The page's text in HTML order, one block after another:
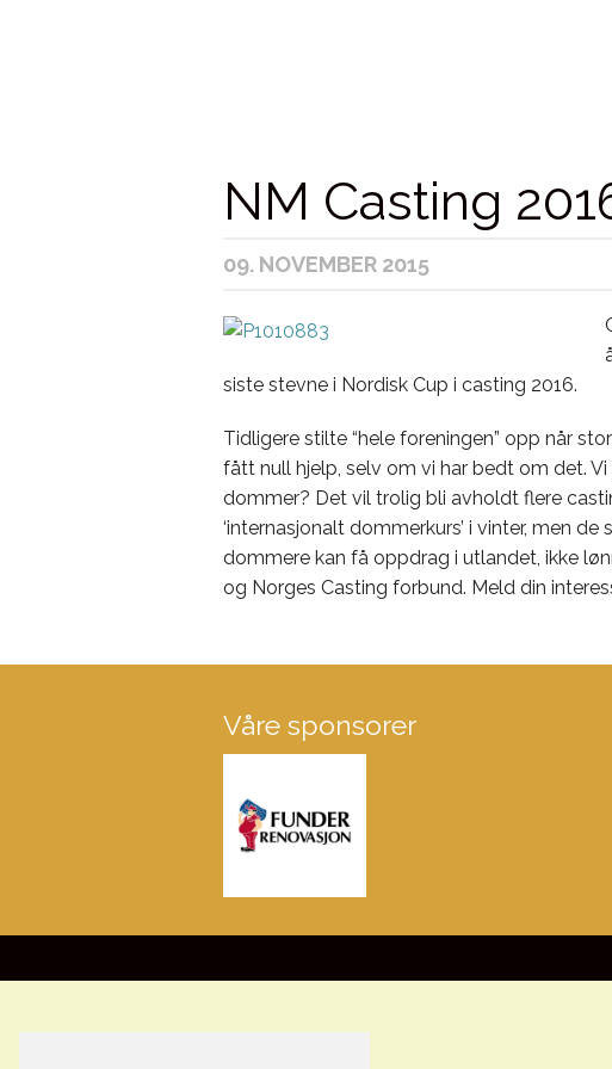
NM Casting
09. NOVEMBER 2015
siste stevne i Nordisk Cup i casting 2016.
Tidligere stilte “hele foreningen” opp når
fått null hjelp, selv om vi har bedt om det.
dommer? Det vil trolig bli avholdt flere
‘internasjonalt dommerkurs’ i vinter, men
dommere kan få oppdrag i utlandet, ikke
og Norges Casting forbund. Meld din
Våre sponsorer